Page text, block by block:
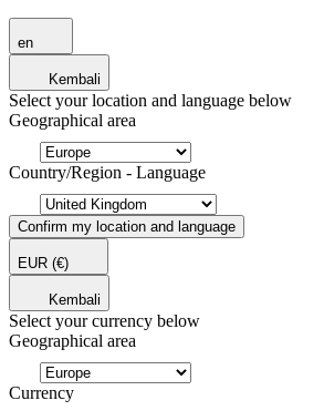
en
Kembali
Select your location and language below
Geographical area
Country/Region - Language
Confirm my location and language
EUR (€)
Kembali
Select your currency below
Geographical area
Currency